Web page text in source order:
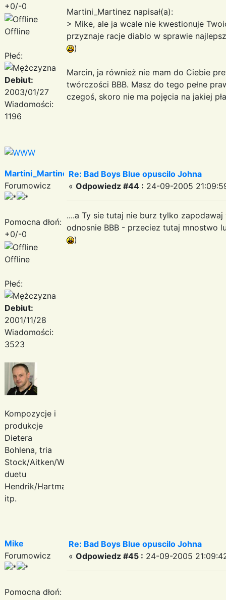
+0/-0
Offline
Płeć:
Debiut:
2003/01/27
Wiadomości:
1196
Martini_Martinez napisał(a):
> Mike, ale ja wcale nie kwestionuje
przyznaje racje diablo w sprawie
)
Marcin, ja również nie mam do Ciebie
twórczości BBB. Masz do tego pełne
czegoś, skoro nie ma pojęcia na jakiej
Martini_Martinez
Forumowicz
Pomocna dłoń:
+0/-0
Offline
Płeć:
Debiut:
2001/11/28
Wiadomości:
3523
Kompozycje i
produkcje
Dietera
Bohlena, tria
Stock/Aitken/Waterman,
duetu
Hendrik/Hartmann
itp.
Re: Bad Boys Blue opuscilo Johna
« Odpowiedz #44 : 24-09-2005
....a Ty sie tutaj nie burz tylko
odnosnie BBB - przeciez tutaj mnostwo
)
Mike
Forumowicz
Pomocna dłoń:
Re: Bad Boys Blue opuscilo Johna
« Odpowiedz #45 : 24-09-2005